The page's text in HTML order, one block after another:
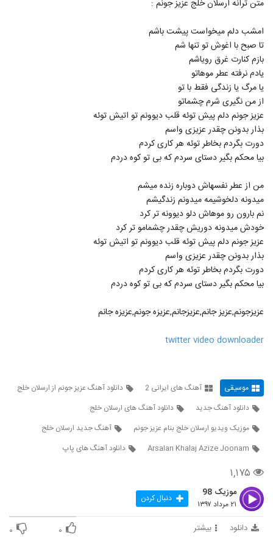
99
100
دانلود آهنگ دیدی آخر رفت از آرین یاری به
101
102
آهنگ بد نشو از محمد چناری(پاپ)
۷۷۱ بازدید
103
دانلود آهنگ تریپل بند مال منی
۲,۱۹۸ بازدید
104
آهنگ سالار (جدید) بنام دستامو ول نکن
۱,۱۰۴ بازدید
دانلود آهنگ محمدرضا هدایتی من دیوانه
نیستم
106 زاده
107
۷۲۴ بازدید
دانلود آهنگ جدید و زیبای سینا سرلک با نام
چشمای آبی
۱,۲۹۹ بازدید
109
۸۶۶ بازدید
دانلود آهنگ سجاد حاتمی دلبر جذاب (Sajad
متن ترانه ارسلان خلج عزیز جونم :
امشب دلم میخواست پیشت باشم
تا صبح با اغوش تو تنها شم
بازم کنارت غرق رویاشم
یادم نرفته عطر موهاتو
یا مرگ یا زندگی فقط با تو
از من نگیری شرم چشماتو
عزیز جونم دلم پیش توئه قلب دیوونم تو اتیش توئه
بذار بدونن چقدر عزیزی واسم
دورت بگردم بخاطر توئه هر کاری کردم
بیا محکم بگیر دستای سردم که بی تو کوه دردم
من از عطر نفسهاش دوباره زنده میشم
میدونه دلخوشیمه میدونم زندگیشم
نم بارون رو موهاش دلو دیوونه تر کرد
خودش میدونه دوریش چقدر چشمامو تر کرد
عزیز جونم دلم پیش توئه قلب دیوونم تو اتیش توئه
بذار بدونن چقدر عزیزی واسم
دورت بگردم بخاطر توئه هر کاری کردم
بیا محکم بگیر دستای سردم که بی تو کوه دردم
عزیزجونم,عزیز جانم,عزیزجانم,عزیزه جونم,عزیزه جانم
twitter video downloader
موسیقی آهنگ های ایرانی 2
دانلود آهنگ عزیز جونم از ارسلان خلج
دانلود آهنگ جدید
دانلود آهنگ های ارسلان خلج
موزیک ویدیو ارسلان خلج بنام عزیز جونم
آهنگ جدید ارسلان خلج
Arsalan Khalaj Azize Joonam
دانلود آهنگ های پاپ
۱,۱۷۵
موزیک 98
۲۱ مرداد ۱۳۹۷ دنبال کردن
دانلود بیشتر ۰ ۰